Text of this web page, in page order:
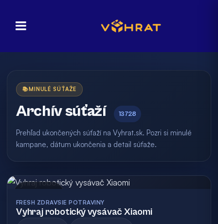
📚 MINULÉ SÚŤAŽE
Archív súťaží 13728
Prehľad ukončených súťaží na Vyhrat.sk. Pozri si minulé
kampane, dátum ukončenia a detail súťaže.
FRESH ZDRAVSIE POTRAVINY
Vyhraj robotický vysávač Xiaomi